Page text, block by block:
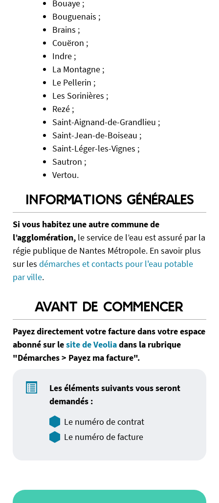
Bouaye ;
Bouguenais ;
Brains ;
Couëron ;
Indre ;
La Montagne ;
Le Pellerin ;
Les Sorinières ;
Rezé ;
Saint-Aignand-de-Grandlieu ;
Saint-Jean-de-Boiseau ;
Saint-Léger-les-Vignes ;
Sautron ;
Vertou.
INFORMATIONS GÉNÉRALES
Si vous habitez une autre commune de
l’agglomération, le service de l’eau est assuré par la
régie publique de Nantes Métropole. En savoir plus
sur lesdémarches et contacts pour l'eau potable
par ville.
AVANT DE COMMENCER
Payez directement votre facture dans votre espace
abonné sur lesite de Veoliadans la rubrique
"Démarches > Payez ma facture".
Les éléments suivants vous seront
demandés :
Le numéro de contrat
Le numéro de facture